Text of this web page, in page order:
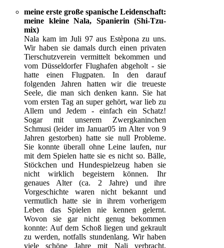
meine erste große spanische Leidenschaft:
meine kleine Nala, Spanierin (Shi-Tzu-
mix)
Nala kam im Juli 97 aus Estèpona zu uns.
Wir haben sie damals durch einen privaten
Tierschutzverein vermittelt bekommen und
vom Düsseldorfer Flughafen abgeholt - sie
hatte einen Flugpaten. In den darauf
folgenden Jahren hatten wir die treueste
Seele, die man sich denken kann. Sie hat
vom ersten Tag an super gehört, war lieb zu
Allem und Jedem - einfach ein Schatz!
Sogar mit unserem Zwergkaninchen
Schmusi (leider im Januar05 im Alter von 9
Jahren gestorben) hatte sie null Probleme.
Sie konnte überall ohne Leine laufen, nur
mit dem Spielen hatte sie es nicht so. Bälle,
Stöckchen und Hundespielzeug haben sie
nicht wirklich begeistern können. Ihr
genaues Alter (ca. 2 Jahre) und ihre
Vorgeschichte waren nicht bekannt und
vermutlich hatte sie in ihrem vorherigem
Leben das Spielen nie kennen gelernt.
Wovon sie gar nicht genug bekommen
konnte: Auf dem Schoß liegen und gekrault
zu werden, notfalls stundenlang. Wir haben
viele schöne Jahre mit Nali verbracht.